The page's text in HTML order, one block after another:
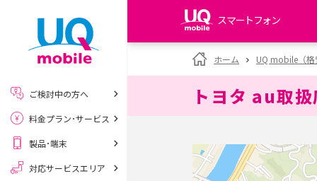
スマートフォン
my UQ WiMAX
UQ WiMAX ご契約の方
My UQ mobile
UQ mobile
データチャージサイト
ホーム UQ mobile（
トヨタ au取
ご検討中の方へ
料金プラン･サービス
製品･端末
対応サービスエリア